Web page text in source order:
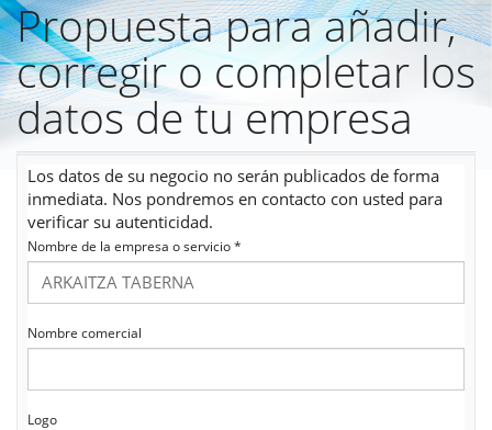
Pasar
al
contenido
principal
Propuesta para añadir,
corregir o completar los
datos de tu empresa
Los datos de su negocio no serán publicados de forma
inmediata. Nos pondremos en contacto con usted para
verificar su autenticidad.
Nombre de la empresa o servicio*
Nombre comercial
Logo